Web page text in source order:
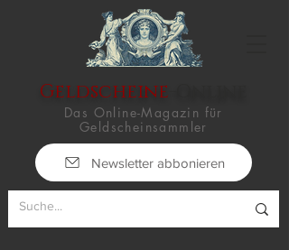
Geldscheine
Das Online-Magazin für
Geldscheinsammler
Newsletter abbonieren